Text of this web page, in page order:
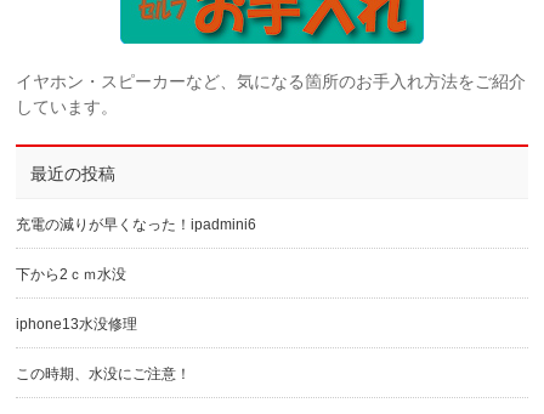
イヤホン・スピーカーなど、気になる箇所のお手入れ方法をご紹介
しています。
最近の投稿
充電の減りが早くなった！ipadmini6
下から2ｃｍ水没
iphone13水没修理
この時期、水没にご注意！